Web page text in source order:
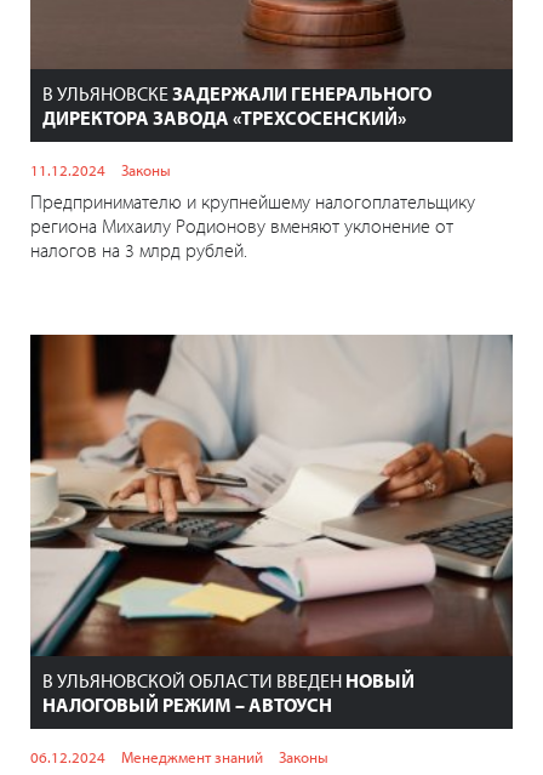
В УЛЬЯНОВСКЕ ЗАДЕРЖАЛИ ГЕНЕРАЛЬНОГО
ДИРЕКТОРА ЗАВОДА «ТРЕХСОСЕНСКИЙ»
11.12.2024 Законы
Предпринимателю и крупнейшему налогоплательщику
региона Михаилу Родионову вменяют уклонение от
налогов на 3 млрд рублей.
В УЛЬЯНОВСКОЙ ОБЛАСТИ ВВЕДЕН НОВЫЙ
НАЛОГОВЫЙ РЕЖИМ – АВТОУСН
06.12.2024 Менеджмент знаний Законы